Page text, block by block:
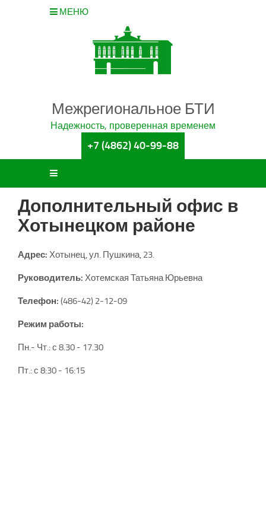
МЕНЮ
Межрегиональное БТИ
Надежность, проверенная временем
+7 (4862) 40-99-88
Дополнительный офис в
Хотынецком районе
Адрес: Хотынец, ул. Пушкина, 23.
Руководитель: Хотемская Татьяна Юрьевна
Телефон: (486-42) 2-12-09
Режим работы:
Пн.- Чт.: с 8.30 - 17.30
Пт.: с 8:30 - 16:15